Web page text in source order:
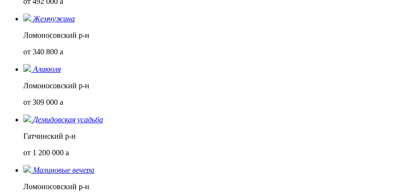
Жемчужина
Ломоносовский р-н
от 340 800 a
Алакюля
Ломоносовский р-н
от 309 000 a
Демидовская усадьба
Гатчинский р-н
от 1 200 000 a
Малиновые вечера
Ломоносовский р-н